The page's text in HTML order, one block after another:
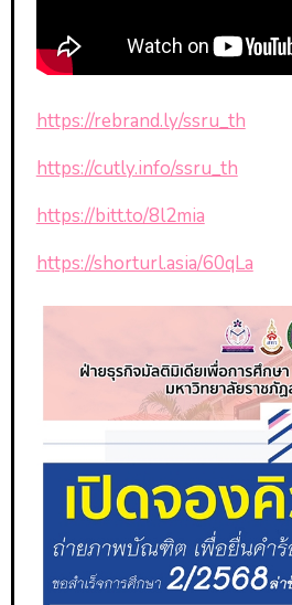
https://rebrand.ly/ssru_th
https://cutly.info/ssru_th
https://bitt.to/8l2mia
https://shorturl.asia/60qLa